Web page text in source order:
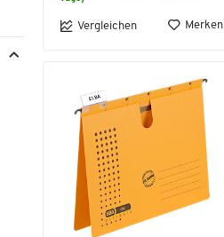
Vergleichen Merken